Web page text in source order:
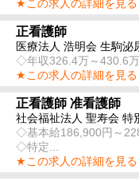
★この求人の詳細を見る
正看護師
医療法人 浩明会 生駒泌
◇年収326.4万～430.6万
★この求人の詳細を見る
正看護師 准看護師
社会福祉法人 聖寿会 特
◇基本給186,900円～
◇特定...
★この求人の詳細を見る